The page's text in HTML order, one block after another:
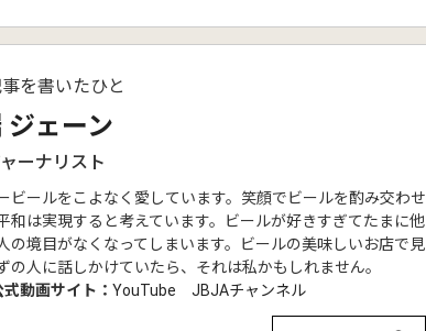
を書いたひと
ジェーン
ーナリスト
ビールをこよなく愛しています。笑顔でビールを酌み交わせ
和は実現すると考えています。ビールが好きすぎてたまに他
の境目がなくなってしまいます。ビールの美味しいお店で見
の人に話しかけていたら、それは私かもしれません。
動画サイト： YouTube JBJAチャンネル